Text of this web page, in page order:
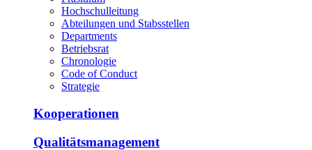
Hochschulleitung
Abteilungen und Stabsstellen
Departments
Betriebsrat
Chronologie
Code of Conduct
Strategie
Kooperationen
Qualitätsmanagement